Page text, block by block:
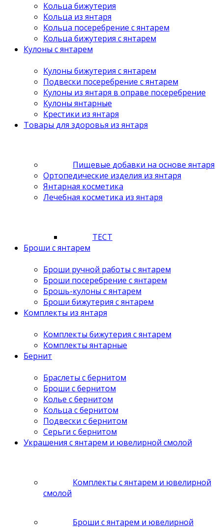
Кольца бижутерия
Кольца из янтаря
Кольца посеребрение с янтарем
Кольца бижутерия с янтарем
Кулоны с янтарем
Кулоны бижутерия с янтарем
Подвески посеребрение с янтарем
Кулоны из янтаря в оправе посеребрение
Кулоны янтарные
Крестики из янтаря
Товары для здоровья из янтаря
Пищевые добавки на основе янтаря
Ортопедические изделия из янтаря
Янтарная косметика
Лечебная косметика из янтаря
ТЕСТ
Броши с янтарем
Броши ручной работы с янтарем
Броши посеребрение с янтарем
Брошь-кулоны с янтарем
Броши бижутерия с янтарем
Комплекты из янтаря
Комплекты бижутерия с янтарем
Комплекты янтарные
Бернит
Браслеты с бернитом
Броши с бернитом
Колье с бернитом
Кольца с бернитом
Подвески с бернитом
Серьги с бернитом
Украшения с янтарем и ювелирной смолой
Комплекты с янтарем и ювелирной
смолой
Броши с янтарем и ювелирной